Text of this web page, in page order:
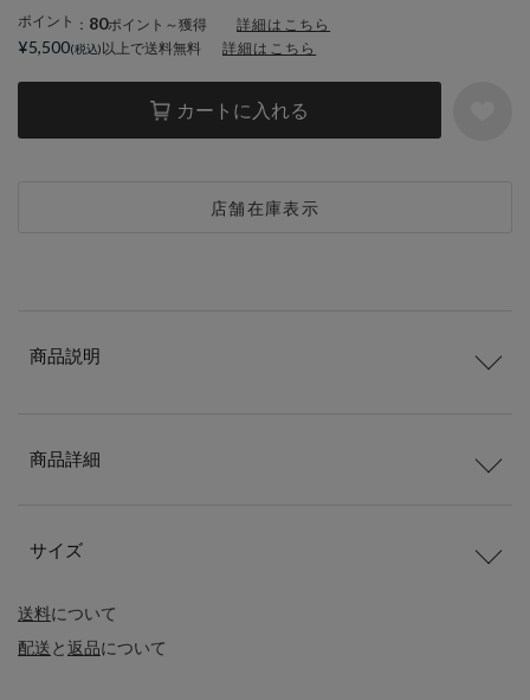
ポイント ： 80ポイント～獲得 詳細はこちら
カートに入れる
店舗在庫表示
¥5,500 以上で送料無料 詳細はこちら
送料について
配送と返品について
商品説明
商品詳細
サイズ